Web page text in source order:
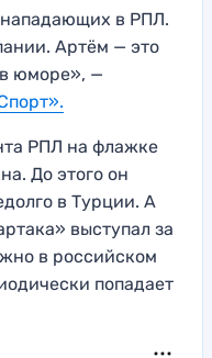
в РПЛ.
Артём — это
в юморе», —
РПЛ на флажке
До этого он
в Турции. А
выступал за
в российском
попадает